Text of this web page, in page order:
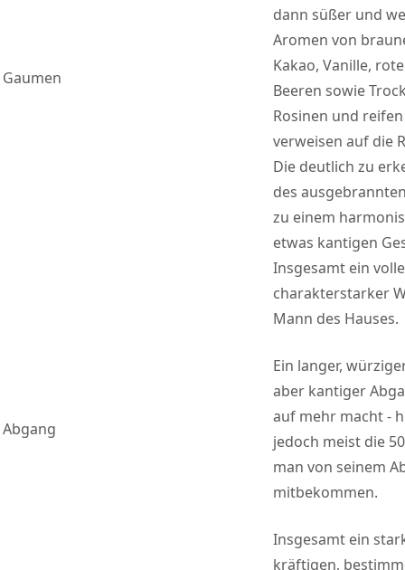
Gaumen
dann süßer und
Aromen von
Kakao, Vanille,
Beeren sowie
Rosinen und
verweisen auf die
Die deutlich zu
des
zu einem
etwas kantigen
Insgesamt ein
charakterstarker
Mann des Hauses.
Abgang
Ein langer,
aber kantiger
auf mehr macht -
jedoch meist die
man von seinem
mitbekommen.
Insgesamt ein
kräftigen,